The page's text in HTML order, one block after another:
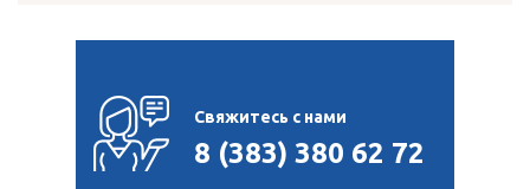
Свяжитесь с нами
8 (383) 380 62 72